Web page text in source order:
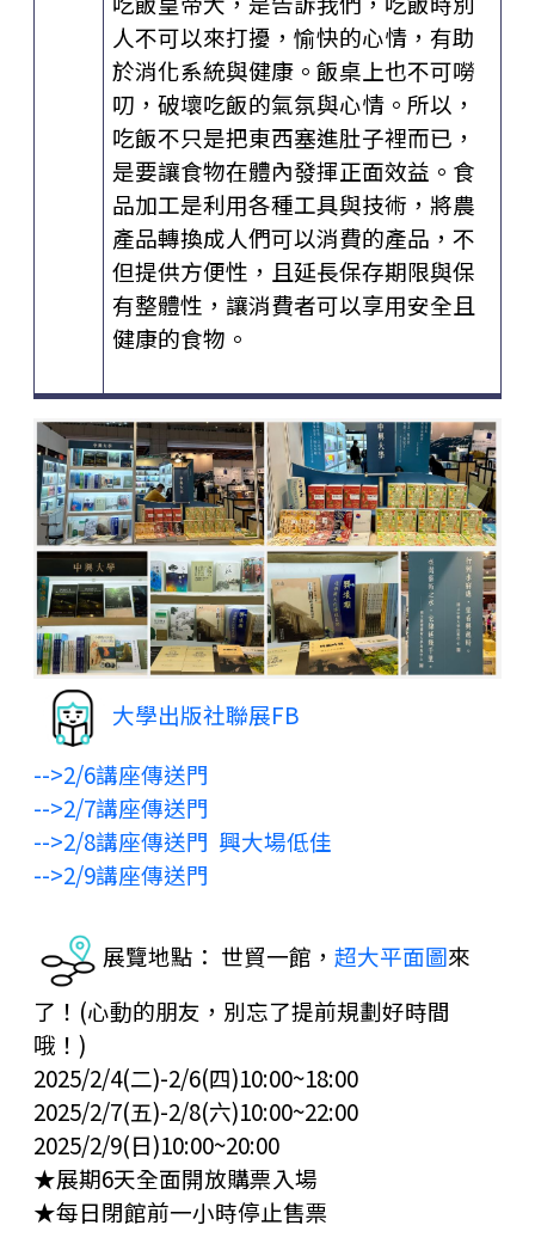
人不可以來打擾，愉快的心情，有助
於消化系統與健康。飯桌上也不可嘮
叨，破壞吃飯的氣氛與心情。所以，
吃飯不只是把東西塞進肚子裡而已，
是要讓食物在體內發揮正面效益。食
品加工是利用各種工具與技術，將農
產品轉換成人們可以消費的產品，不
但提供方便性，且延長保存期限與保
有整體性，讓消費者可以享用安全且
健康的食物。
大學出版社聯展FB
-->2/6講座傳送門
-->2/7講座傳送門
-->2/8講座傳送門 興大場低佳
-->2/9講座傳送門
展覽地點： 世貿一館， 超大平面圖來
了！(心動的朋友，別忘了提前規劃好時間
哦！)
2025/2/4(二)-2/6(四)10:00~18:00
2025/2/7(五)-2/8(六)10:00~22:00
2025/2/9(日)10:00~20:00
★展期6天全面開放購票入場
★每日閉館前一小時停止售票